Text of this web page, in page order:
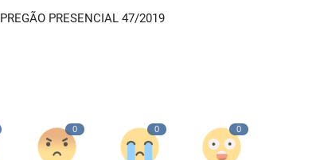
PREGÃO PRESENCIAL 47/2019
0 0 0